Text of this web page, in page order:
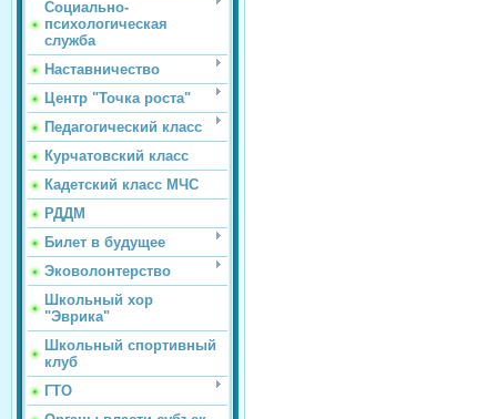
Социально-
психологическая
служба
Наставничество
Центр "Точка роста"
Педагогический класс
Курчатовский класс
Кадетский класс МЧС
РДДМ
Билет в будущее
Эковолонтерство
Школьный хор
"Эврика"
Школьный спортивный
клуб
ГТО